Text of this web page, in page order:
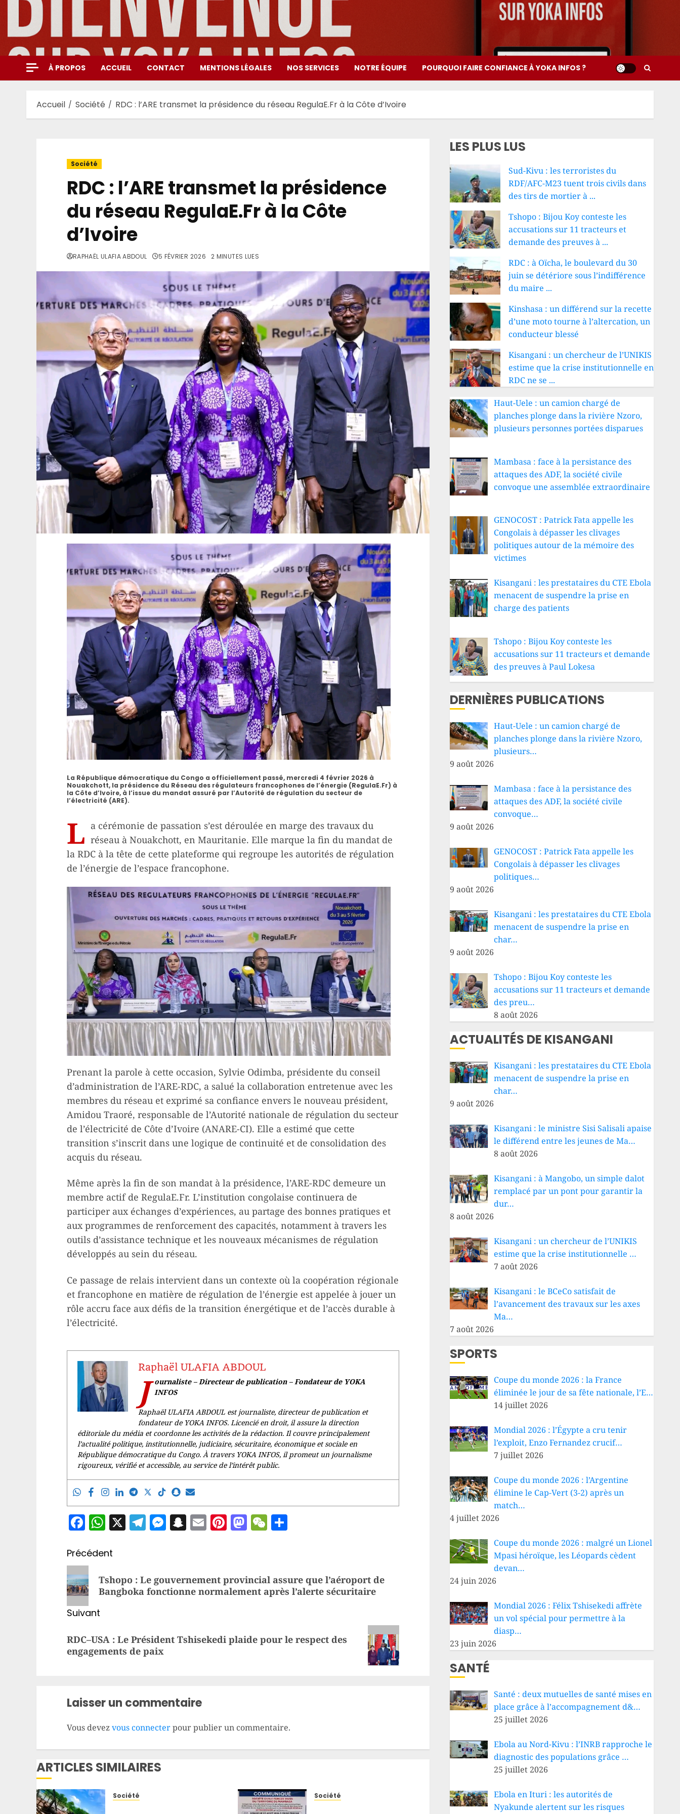
contenu
À PROPOS ACCUEIL CONTACT MENTIONS LÉGALES NOS SERVICES NOTRE ÉQUIPE POURQUOI FAIRE CONFIANCE À YOKA INFOS ?
Accueil Société RDC : l’ARE transmet la présidence du réseau RegulaE.Fr à la Côte d’Ivoire
Société
RDC : l’ARE transmet la présidence
du réseau RegulaE.Fr à la Côte
d’Ivoire
RAPHAËL ULAFIA ABDOUL 5 FÉVRIER 2026 2 MINUTES LUES
La République démocratique du Congo a officiellement passé, mercredi 4 février 2026 à
Nouakchott, la présidence du Réseau des régulateurs francophones de l’énergie (RegulaE.Fr) à
la Côte d’Ivoire, à l’issue du mandat assuré par l’Autorité de régulation du secteur de
l’électricité (ARE).
L a cérémonie de passation s’est déroulée en marge des travaux du
réseau à Nouakchott, en Mauritanie. Elle marque la fin du mandat de
la RDC à la tête de cette plateforme qui regroupe les autorités de régulation
de l’énergie de l’espace francophone.
Prenant la parole à cette occasion, Sylvie Odimba, présidente du conseil
d’administration de l’ARE-RDC, a salué la collaboration entretenue avec les
membres du réseau et exprimé sa confiance envers le nouveau président,
Amidou Traoré, responsable de l’Autorité nationale de régulation du secteur
de l’électricité de Côte d’Ivoire (ANARE-CI). Elle a estimé que cette
transition s’inscrit dans une logique de continuité et de consolidation des
acquis du réseau.
Même après la fin de son mandat à la présidence, l’ARE-RDC demeure un
membre actif de RegulaE.Fr. L’institution congolaise continuera de
participer aux échanges d’expériences, au partage des bonnes pratiques et
aux programmes de renforcement des capacités, notamment à travers les
outils d’assistance technique et les nouveaux mécanismes de régulation
développés au sein du réseau.
Ce passage de relais intervient dans un contexte où la coopération régionale
et francophone en matière de régulation de l’énergie est appelée à jouer un
rôle accru face aux défis de la transition énergétique et de l’accès durable à
l’électricité.
Raphaël ULAFIA ABDOUL
J ournaliste – Directeur de publication – Fondateur de YOKA
INFOS
Raphaël ULAFIA ABDOUL est journaliste, directeur de publication et
fondateur de YOKA INFOS. Licencié en droit, il assure la direction
éditoriale du média et coordonne les activités de la rédaction. Il couvre principalement
l’actualité politique, institutionnelle, judiciaire, sécuritaire, économique et sociale en
République démocratique du Congo. À travers YOKA INFOS, il promeut un journalisme
rigoureux, vérifié et accessible, au service de l’intérêt public.
Facebook
WhatsApp
X Telegram
Messenger
Snapchat
EmailPinterest
Mastodon
WeChat
Navigation
d’article
Précédent
Article
précédent:Tshopo : Le gouvernement provincial assure que l’aéroport de
Bangboka fonctionne normalement après l’alerte sécuritaire
Suivant
suivant:
RDC–USA : Le Président Tshisekedi plaide pour le respect des
engagements de paix
Laisser un commentaire
Vous devezvous connecterpour publier un commentaire.
ARTICLES SIMILAIRES
Société Société
LES PLUS LUS
Sud-Kivu : les terroristes du
RDF/AFC-M23 tuent trois civils dans
des tirs de mortier à ...
Tshopo : Bijou Koy conteste les
accusations sur 11 tracteurs et
demande des preuves à ...
RDC : à Oïcha, le boulevard du 30
juin se détériore sous l’indifférence
du maire ...
Kinshasa : un différend sur la recette
d’une moto tourne à l’altercation, un
conducteur blessé
Kisangani : un chercheur de l’UNIKIS
estime que la crise institutionnelle en
RDC ne se ...
Haut-Uele : un camion chargé de
planches plonge dans la rivière Nzoro,
plusieurs personnes portées disparues
Mambasa : face à la persistance des
attaques des ADF, la société civile
convoque une assemblée extraordinaire
GENOCOST : Patrick Fata appelle les
Congolais à dépasser les clivages
politiques autour de la mémoire des
victimes
Kisangani : les prestataires du CTE Ebola
menacent de suspendre la prise en
charge des patients
Tshopo : Bijou Koy conteste les
accusations sur 11 tracteurs et demande
des preuves à Paul Lokesa
DERNIÈRES PUBLICATIONS
Haut-Uele : un camion chargé de
planches plonge dans la rivière Nzoro,
plusieurs…
9 août 2026
Mambasa : face à la persistance des
attaques des ADF, la société civile
convoque…
9 août 2026
GENOCOST : Patrick Fata appelle les
Congolais à dépasser les clivages
politiques…
9 août 2026
Kisangani : les prestataires du CTE Ebola
menacent de suspendre la prise en
char…
9 août 2026
Tshopo : Bijou Koy conteste les
accusations sur 11 tracteurs et demande
des preu…
8 août 2026
ACTUALITÉS DE KISANGANI
Kisangani : les prestataires du CTE Ebola
menacent de suspendre la prise en
char…
9 août 2026
Kisangani : le ministre Sisi Salisali apaise
le différend entre les jeunes de Ma…
8 août 2026
Kisangani : à Mangobo, un simple dalot
remplacé par un pont pour garantir la
dur…
8 août 2026
Kisangani : un chercheur de l’UNIKIS
estime que la crise institutionnelle …
7 août 2026
Kisangani : le BCeCo satisfait de
l’avancement des travaux sur les axes
Ma…
7 août 2026
SPORTS
Coupe du monde 2026 : la France
éliminée le jour de sa fête nationale, l’E…
14 juillet 2026
Mondial 2026 : l’Égypte a cru tenir
l’exploit, Enzo Fernandez crucif…
7 juillet 2026
Coupe du monde 2026 : l’Argentine
élimine le Cap-Vert (3-2) après un
match…
4 juillet 2026
Coupe du monde 2026 : malgré un Lionel
Mpasi héroïque, les Léopards cèdent
devan…
24 juin 2026
Mondial 2026 : Félix Tshisekedi affrète
un vol spécial pour permettre à la
diasp…
23 juin 2026
SANTÉ
Santé : deux mutuelles de santé mises en
place grâce à l’accompagnement d&…
25 juillet 2026
Ebola au Nord-Kivu : l’INRB rapproche le
diagnostic des populations grâce …
25 juillet 2026
Ebola en Ituri : les autorités de
Nyakunde alertent sur les risques